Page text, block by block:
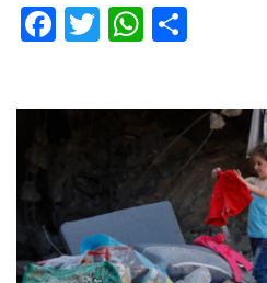
Facebook
TwitterWhatsApp